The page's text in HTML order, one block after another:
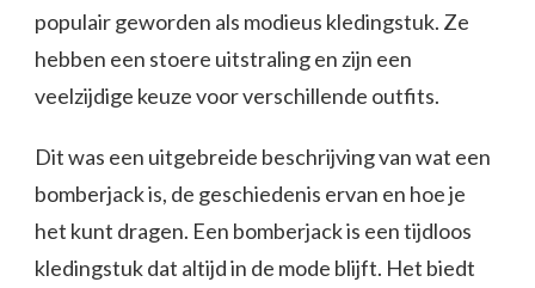
populair geworden als modieus kledingstuk. Ze
hebben een stoere uitstraling en zijn een
veelzijdige keuze voor verschillende outfits.
Dit was een uitgebreide beschrijving van wat een
bomberjack is, de geschiedenis ervan en hoe je
het kunt dragen. Een bomberjack is een tijdloos
kledingstuk dat altijd in de mode blijft. Het biedt